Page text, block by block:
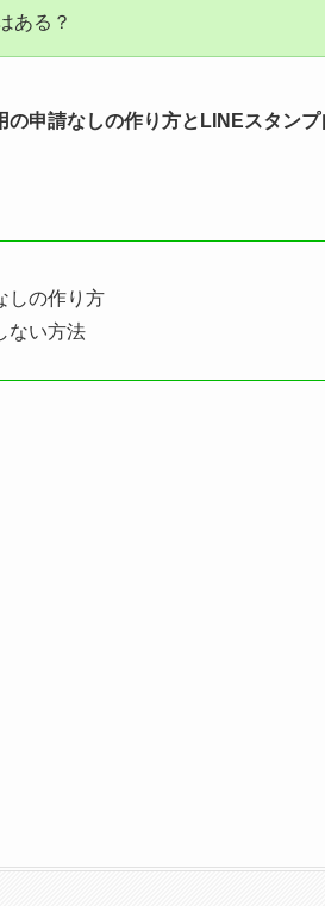
ある？
の申請なしの作り方とLINEスタン
しの作り方
ない方法